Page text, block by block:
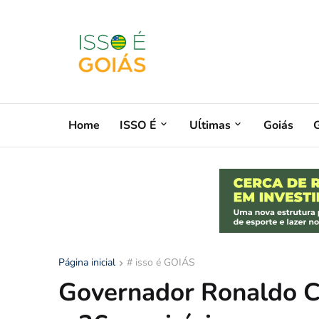
Home ISSO É Uĺtimas Goiás
Página inicial # isso é GOIÁS
Governador Ronaldo